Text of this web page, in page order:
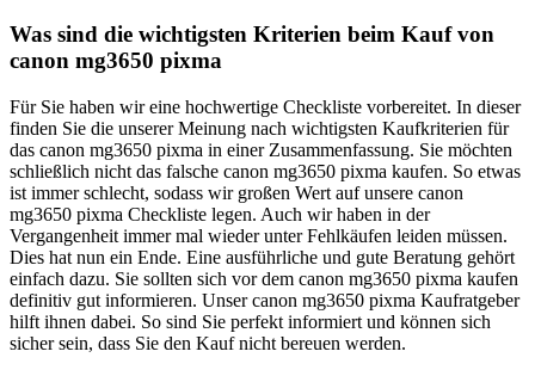
Was sind die wichtigsten Kriterien beim Kauf von
canon mg3650 pixma
Für Sie haben wir eine hochwertige Checkliste vorbereitet. In dieser
finden Sie die unserer Meinung nach wichtigsten Kaufkriterien für
das canon mg3650 pixma in einer Zusammenfassung. Sie möchten
schließlich nicht das falsche canon mg3650 pixma kaufen. So etwas
ist immer schlecht, sodass wir großen Wert auf unsere canon
mg3650 pixma Checkliste legen. Auch wir haben in der
Vergangenheit immer mal wieder unter Fehlkäufen leiden müssen.
Dies hat nun ein Ende. Eine ausführliche und gute Beratung gehört
einfach dazu. Sie sollten sich vor dem canon mg3650 pixma kaufen
definitiv gut informieren. Unser canon mg3650 pixma Kaufratgeber
hilft ihnen dabei. So sind Sie perfekt informiert und können sich
sicher sein, dass Sie den Kauf nicht bereuen werden.